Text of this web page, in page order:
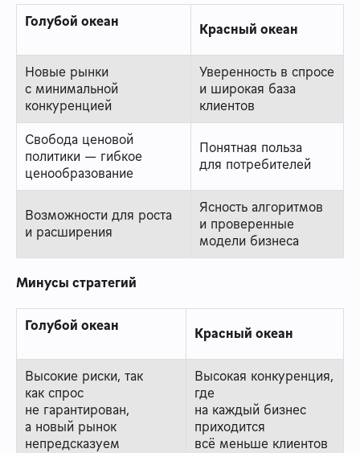
Голубой океан Красный океан
Новые рынки
с минимальной
конкуренцией
Уверенность в спросе
и широкая база
клиентов
Свобода ценовой
политики — гибкое
ценообразование
Понятная польза
для потребителей
Возможности для роста
и расширения
Ясность алгоритмов
и проверенные
модели бизнеса
Минусы стратегий
Голубой океан Красный океан
Высокие риски, так
как спрос
не гарантирован,
а новый рынок
непредсказуем
Высокая конкуренция,
где
на каждый бизнес
приходится
всё меньше клиентов